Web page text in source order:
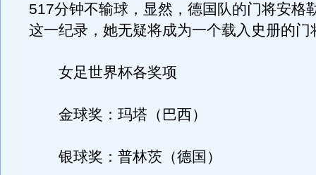
517分钟不输球，显然，德国队的门将安格
这一纪录，她无疑将成为一个载入史册的门
女足世界杯各奖项
金球奖：玛塔（巴西）
银球奖：普林茨（德国）